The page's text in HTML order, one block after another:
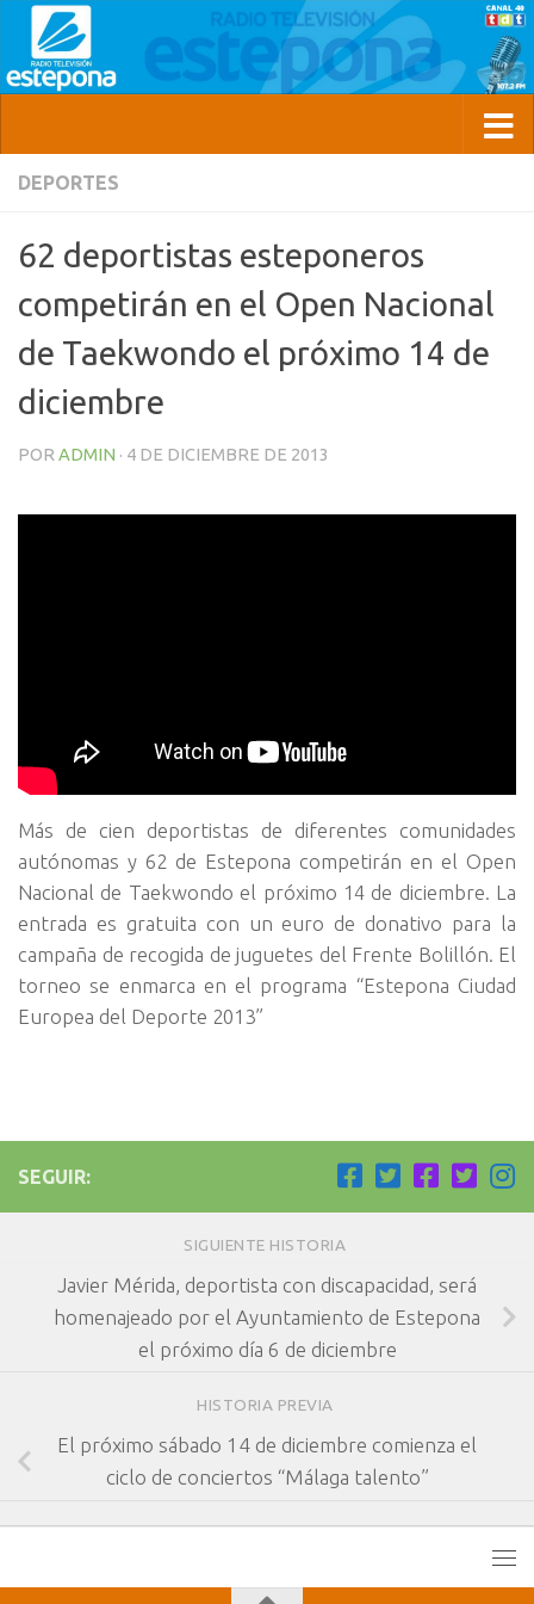
DEPORTES
62 deportistas esteponeros
competirán en el Open Nacional
de Taekwondo el próximo 14 de
diciembre
POR ADMIN · 4 DE DICIEMBRE DE 2013
Más de cien deportistas de diferentes comunidades
autónomas y 62 de Estepona competirán en el Open
Nacional de Taekwondo el próximo 14 de diciembre. La
entrada es gratuita con un euro de donativo para la
campaña de recogida de juguetes del Frente Bolillón. El
torneo se enmarca en el programa “Estepona Ciudad
Europea del Deporte 2013”
SEGUIR:
SIGUIENTE HISTORIA
Javier Mérida, deportista con discapacidad, será
homenajeado por el Ayuntamiento de Estepona
el próximo día 6 de diciembre
HISTORIA PREVIA
El próximo sábado 14 de diciembre comienza el
ciclo de conciertos “Málaga talento”